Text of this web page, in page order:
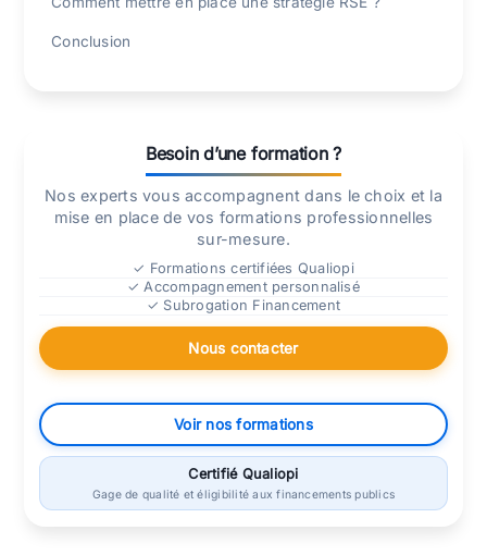
Conclusion
Besoin d’une formation ?
Nos experts vous accompagnent dans le choix et la
mise en place de vos formations professionnelles
sur-mesure.
✓ Formations certifiées Qualiopi
✓ Accompagnement personnalisé
✓ Subrogation Financement
Nous contacter
Voir nos formations
Certifié Qualiopi
Gage de qualité et éligibilité aux financements publics